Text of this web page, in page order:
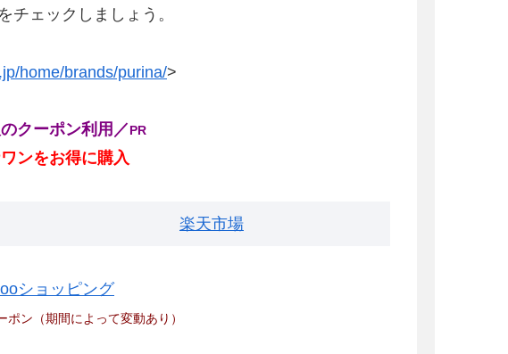
チェックしましょう。
home/brands/purina/>
クーポン利用／PR
ンをお得に購入
楽天市場
ショッピング
ン（期間によって変動あり）